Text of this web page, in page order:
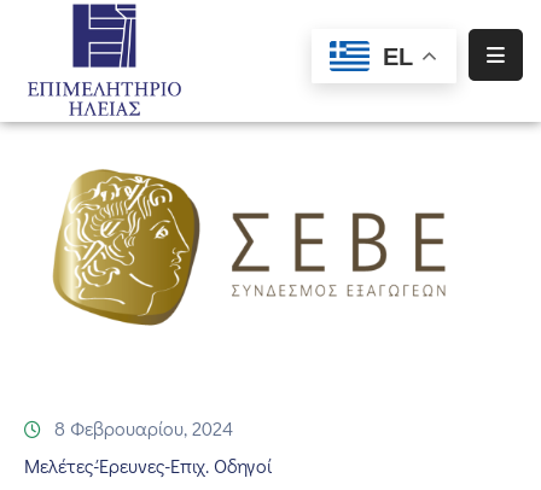
EL
Αρχική
Ενημέρωση
Σύλλογοι
Προγράμματα
8 Φεβρουαρίου, 2024
Μελέτες-Έρευνες-Επιχ. Οδηγοί